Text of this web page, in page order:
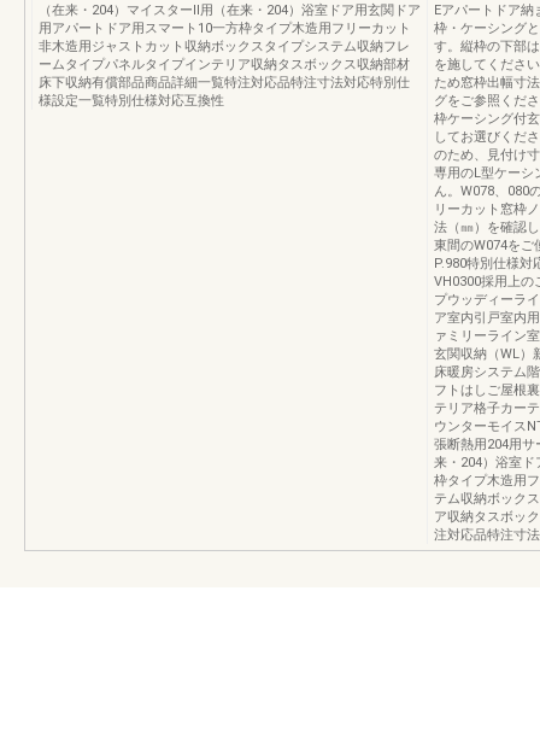
（在来・204）マイスターⅡ用（在来・204）浴室ドア用玄関ドア
用アパートドア用スマート10一方枠タイプ木造用フリーカット
非木造用ジャストカット収納ボックスタイプシステム収納フレ
ームタイプパネルタイプインテリア収納タスボックス収納部材
床下収納有償部品商品詳細一覧特注対応品特注寸法対応特別仕
様設定一覧特別仕様対応互換性
Eアパートドア
枠・ケーシング
す。縦枠の下部
を施してくださ
ため窓枠出幅寸
グをご参照くだ
枠ケーシング付
してお選びくだ
のため、見付け
専用のL型ケーシ
ん。W078、080
リーカット窓枠
法（㎜）を確認
東間のW074をご
P.980特別仕様対
VH0300採用上の
プウッディーラ
ア室内引戸室内
ァミリーライン
玄関収納（WL）
床暖房システム
フトはしご屋根
テリア格子カー
ウンターモイス
張断熱用204用
来・204）浴室ド
枠タイプ木造用
テム収納ボック
ア収納タスボッ
注対応品特注寸